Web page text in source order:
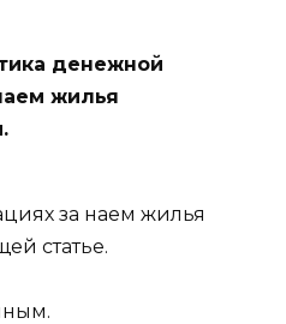
денежной
жилья
за наем жилья
статье.